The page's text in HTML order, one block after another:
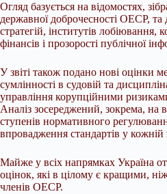
Огляд базується на відомостях,
державної доброчесності ОЕСР, та
стратегій, інститутів лобіювання,
фінансів і прозорості публічної
У звіті також подано нові оцінки
сумлінності в судовій та
управління корупційними
Аналіз зосереджений, зокрема, на
ступенів нормативного
впровадження стандартів у кожній
Майже у всіх напрямках Україна
оцінок, які в цілому є кращими,
членів ОЕСР.